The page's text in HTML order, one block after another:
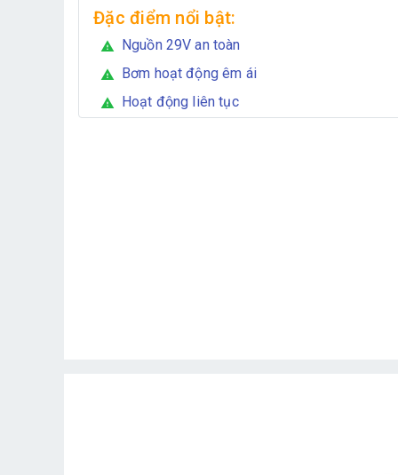
Đặc điểm nổi bật:
warning Nguồn 29V an toàn
warning Bơm hoạt động êm ái
warning Hoạt động liên tục